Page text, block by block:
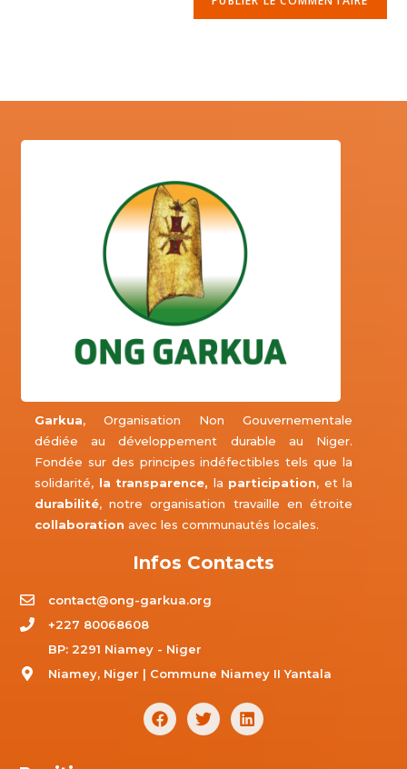
Garkua, Organisation Non Gouvernementale
dédiée au développement durable au Niger.
Fondée sur des principes indéfectibles tels que la
solidarité, la transparence, la participation, et la
durabilité, notre organisation travaille en étroite
collaboration avec les communautés locales.
Infos Contacts
contact@ong-garkua.org
+227 80068608
BP: 2291 Niamey - Niger
Niamey, Niger | Commune Niamey II Yantala